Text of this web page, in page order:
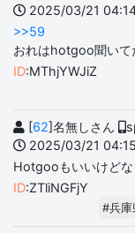
2025/03/21
>>59
おれはhotgoo聞いて
ID:MThjYWJiZ
[62]名無しさん
2025/03/21 04:15
Hotgooもいいけどな
ID:ZTliNGFjY
#兵庫